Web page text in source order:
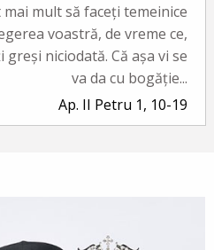
mult să faceți temeinice
voastră, de vreme ce,
niciodată. Că așa vi se
va da cu bogăție...
Ap. II Petru 1, 10-19